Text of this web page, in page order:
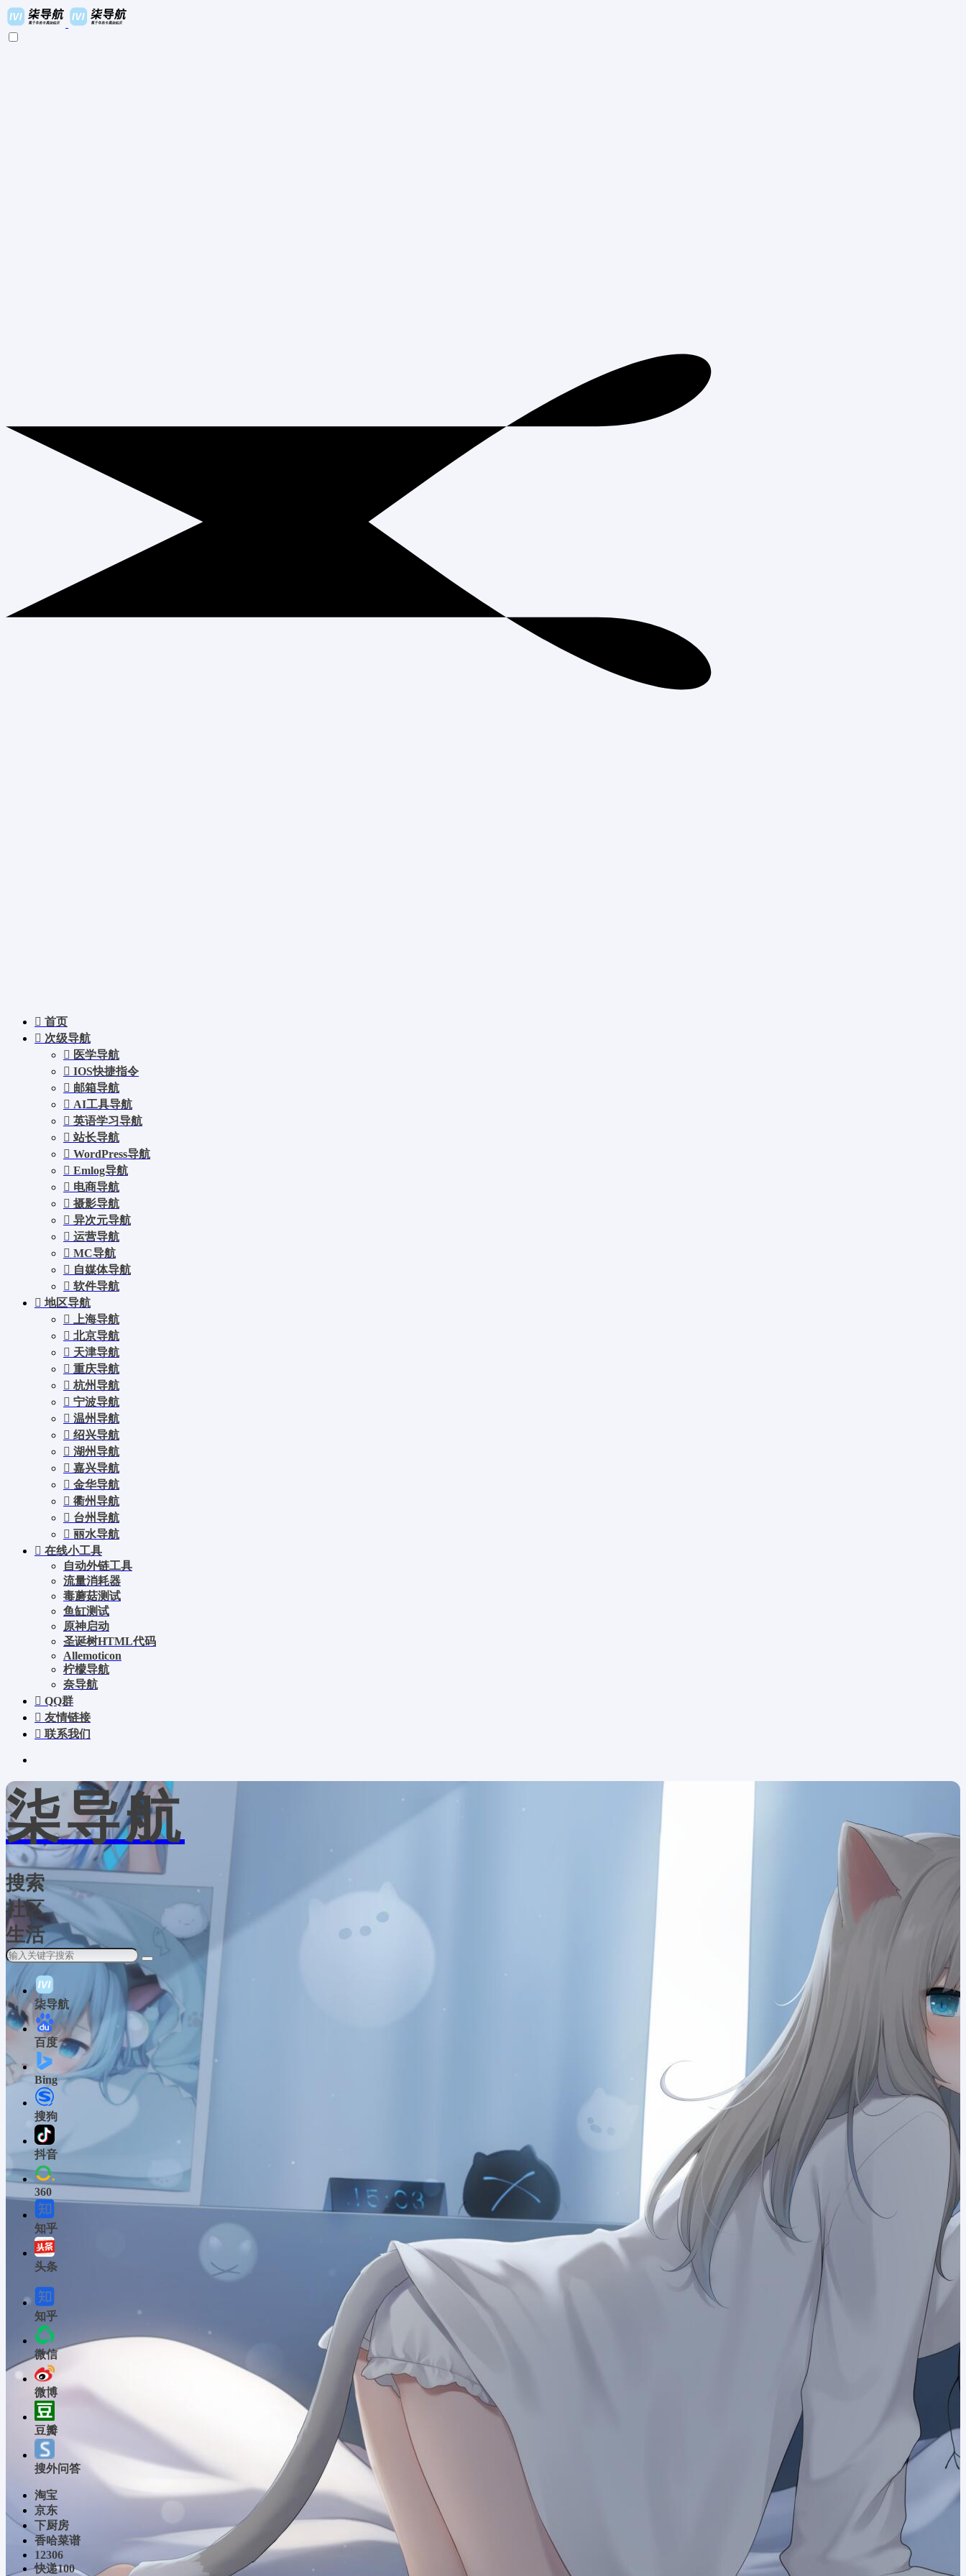
首页
次级导航
医学导航
IOS快捷指令
邮箱导航
AI工具导航
英语学习导航
站长导航
WordPress导航
Emlog导航
电商导航
摄影导航
异次元导航
运营导航
MC导航
自媒体导航
软件导航
地区导航
上海导航
北京导航
天津导航
重庆导航
杭州导航
宁波导航
温州导航
绍兴导航
湖州导航
嘉兴导航
金华导航
衢州导航
台州导航
丽水导航
在线小工具
自动外链工具
流量消耗器
毒蘑菇测试
鱼缸测试
原神启动
圣诞树HTML代码
Allemoticon
柠檬导航
奈导航
QQ群
友情链接
联系我们
柒导航
搜索
社区
生活
柒导航
百度
Bing
搜狗
抖音
360
知乎
头条
知乎
微信
微博
豆瓣
搜外问答
淘宝
京东
下厨房
香哈菜谱
12306
快递100